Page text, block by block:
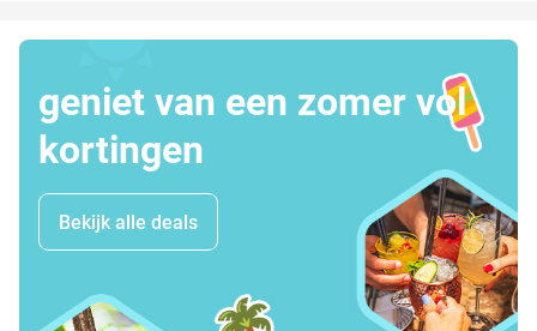
geniet van een zomer vol
kortingen
Bekijk alle deals